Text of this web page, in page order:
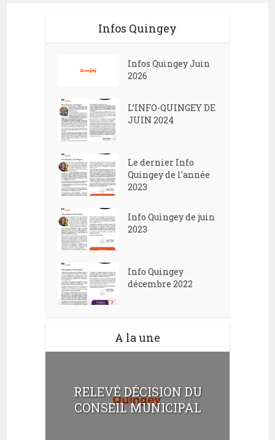
Infos Quingey
Infos Quingey Juin
2026
L’INFO-QUINGEY DE
JUIN 2024
Le dernier Info
Quingey de l’année
2023
Info Quingey de juin
2023
Info Quingey
décembre 2022
A la une
RELEVÉ DÉCISION DU
CONSEIL MUNICIPAL